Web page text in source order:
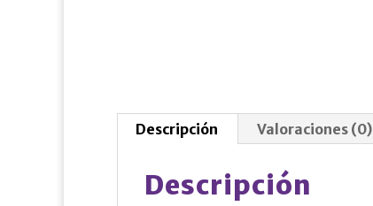
Descripción Valoraciones (0)
Descripción